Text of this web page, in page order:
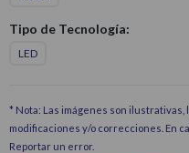
Tipo de Tecnología:
LED
* Nota: Las imágenes son
modificaciones y/o correcciones. En
Reportar un error.